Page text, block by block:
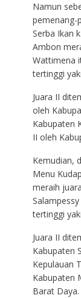
Namun
pemenang-
Serba Ikan
Ambon
Wattimena
tertinggi
Juara II
oleh
Kabupaten
II oleh
Kemudian,
Menu
meraih
tertinggi
Juara II
Kabupaten
Kepulauan
Kabupaten
Barat Daya.